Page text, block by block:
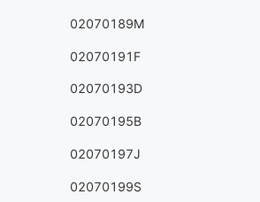
02070189M
02070191F
02070193D
02070195B
02070197J
02070199S